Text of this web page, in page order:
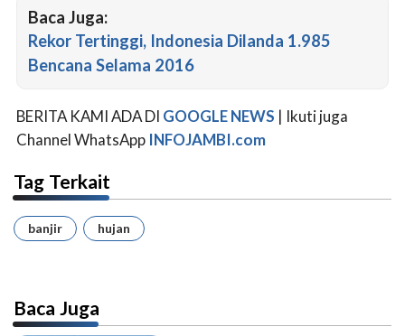
Baca Juga:
Rekor Tertinggi, Indonesia Dilanda 1.985
Bencana Selama 2016
BERITA KAMI ADA DI GOOGLE NEWS | Ikuti juga
Channel WhatsApp INFOJAMBI.com
Tag Terkait
banjir hujan
Baca Juga